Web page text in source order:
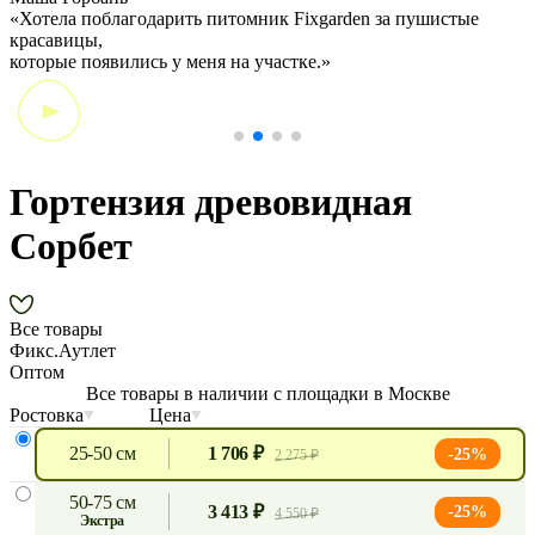
«Хотела поблагодарить питомник Fixgarden за пушистые
красавицы,
которые появились у меня на участке.»
Гортензия древовидная
Сорбет
Все товары
Фикс.Аутлет
Оптом
Все товары в наличии с площадки в Москве
Ростовка
Цена
25-50 см
1 706 ₽ 2 275 ₽ -25%
50-75 см
экстра 3 413 ₽ 4 550 ₽ -25%